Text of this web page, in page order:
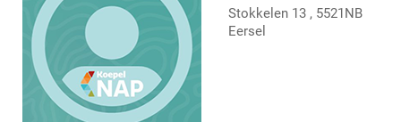
Stokkelen 13 , 5521NB
Eersel